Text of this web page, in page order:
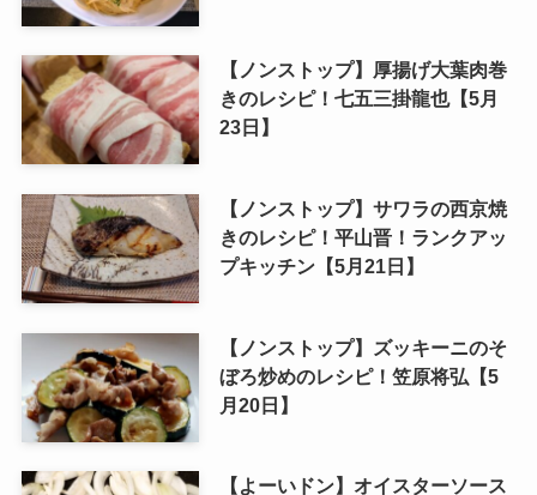
【ノンストップ】厚揚げ大葉肉巻
きのレシピ！七五三掛龍也【5月
23日】
【ノンストップ】サワラの西京焼
きのレシピ！平山晋！ランクアッ
プキッチン【5月21日】
【ノンストップ】ズッキーニのそ
ぼろ炒めのレシピ！笠原将弘【5
月20日】
【よーいドン】オイスターソース